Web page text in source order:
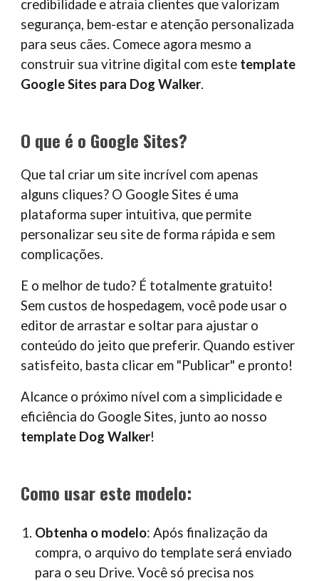
credibilidade e atraia clientes que valorizam
segurança, bem-estar e atenção personalizada
para seus cães. Comece agora mesmo a
construir sua vitrine digital com este template
Google Sites para Dog Walker.
O que é o Google Sites?
Que tal criar um site incrível com apenas
alguns cliques? O Google Sites é uma
plataforma super intuitiva, que permite
personalizar seu site de forma rápida e sem
complicações.
E o melhor de tudo? É totalmente gratuito!
Sem custos de hospedagem, você pode usar o
editor de arrastar e soltar para ajustar o
conteúdo do jeito que preferir. Quando estiver
satisfeito, basta clicar em "Publicar" e pronto!
Alcance o próximo nível com a simplicidade e
eficiência do Google Sites, junto ao nosso
template Dog Walker!
Como usar este modelo:
Obtenha o modelo: Após finalização da
compra, o arquivo do template será enviado
para o seu Drive. Você só precisa nos